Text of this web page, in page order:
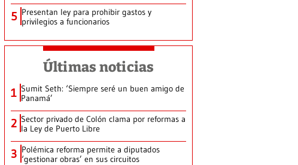
5 Presentan ley para prohibir gastos y
privilegios a funcionarios
Últimas noticias
1 Sumit Seth: ‘Siempre seré un buen amigo de
Panamá’
2 Sector privado de Colón clama por reformas a
la Ley de Puerto Libre
3 Polémica reforma permite a diputados
‘gestionar obras’ en sus circuitos